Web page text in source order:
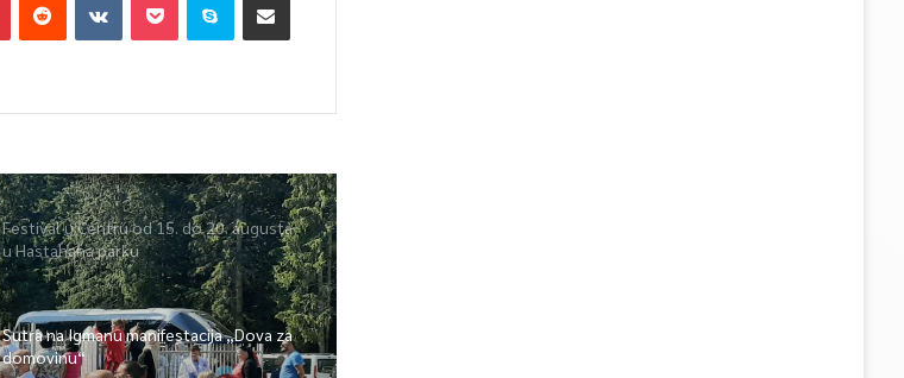
Festival u Centru od 15. do 20. augusta
u Hastahana parku
Sutra na Igmanu manifestacija „Dova za
domovinu“